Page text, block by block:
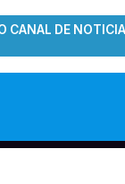
CANAL DE